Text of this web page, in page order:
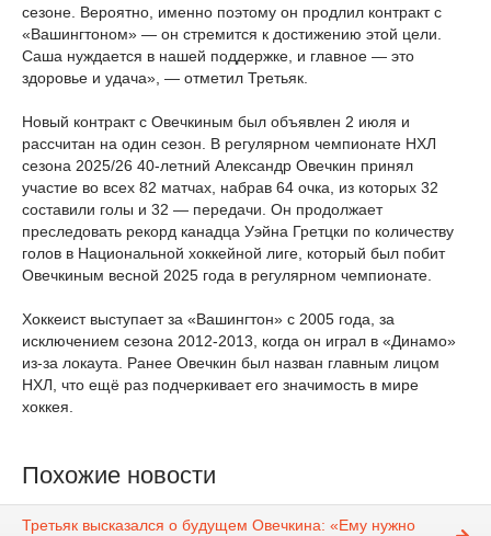
сезоне. Вероятно, именно поэтому он продлил контракт с
«Вашингтоном» — он стремится к достижению этой цели.
Саша нуждается в нашей поддержке, и главное — это
здоровье и удача», — отметил Третьяк.
Новый контракт с Овечкиным был объявлен 2 июля и
рассчитан на один сезон. В регулярном чемпионате НХЛ
сезона 2025/26 40-летний Александр Овечкин принял
участие во всех 82 матчах, набрав 64 очка, из которых 32
составили голы и 32 — передачи. Он продолжает
преследовать рекорд канадца Уэйна Гретцки по количеству
голов в Национальной хоккейной лиге, который был побит
Овечкиным весной 2025 года в регулярном чемпионате.
Хоккеист выступает за «Вашингтон» с 2005 года, за
исключением сезона 2012-2013, когда он играл в «Динамо»
из-за локаута. Ранее Овечкин был назван главным лицом
НХЛ, что ещё раз подчеркивает его значимость в мире
хоккея.
Похожие новости
Третьяк высказался о будущем Овечкина: «Ему нужно